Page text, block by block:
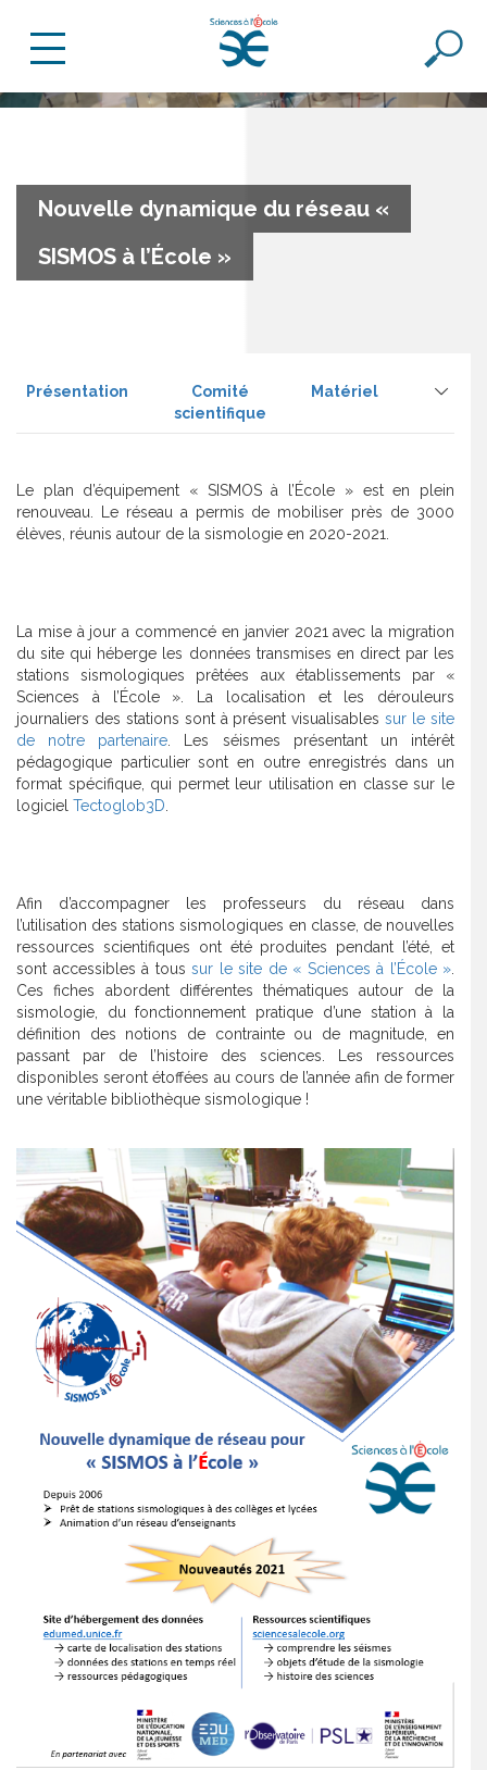
Nouvelle dynamique du réseau «
SISMOS à l’École »
Présentation
Comité
scientifique
Matériel
Le plan d’équipement « SISMOS à l’École » est en plein
renouveau. Le réseau a permis de mobiliser près de 3000
élèves, réunis autour de la sismologie en 2020-2021.
La mise à jour a commencé en janvier 2021 avec la migration
du site qui héberge les données transmises en direct par les
stations sismologiques prêtées aux établissements par «
Sciences à l’École ». La localisation et les dérouleurs
journaliers des stations sont à présent visualisablessur le site
de notre partenaire . Les séismes présentant un intérêt
pédagogique particulier sont en outre enregistrés dans un
format spécifique, qui permet leur utilisation en classe sur le
logiciel Tectoglob3D
Afin d’accompagner les professeurs du réseau dans
l’utilisation des stations sismologiques en classe, de nouvelles
ressources scientifiques ont été produites pendant l’été, et
sont accessibles à tous sur le site de « Sciences à l’École »
Ces fiches abordent différentes thématiques autour de la
sismologie, du fonctionnement pratique d’une station à la
définition des notions de contrainte ou de magnitude, en
passant par de l’histoire des sciences. Les ressources
disponibles seront étoffées au cours de l’année afin de former
une véritable bibliothèque sismologique !